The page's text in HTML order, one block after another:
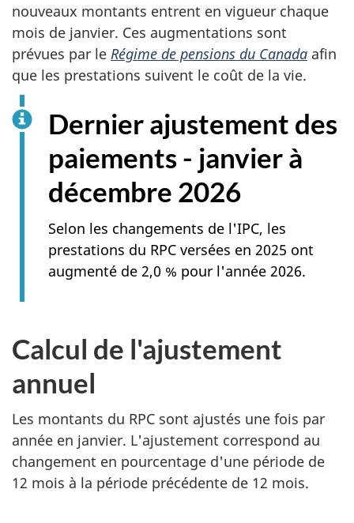
nouveaux montants entrent en vigueur chaque
mois de janvier. Ces augmentations sont
prévues par le Régime de pensions du Canada afin
que les prestations suivent le coût de la vie.
Dernier ajustement des
paiements - janvier à
décembre 2026
Selon les changements de l'IPC, les
prestations du RPC versées en 2025 ont
augmenté de 2,0 % pour l'année 2026.
Calcul de l'ajustement
annuel
Les montants du RPC sont ajustés une fois par
année en janvier. L'ajustement correspond au
changement en pourcentage d'une période de
12 mois à la période précédente de 12 mois.